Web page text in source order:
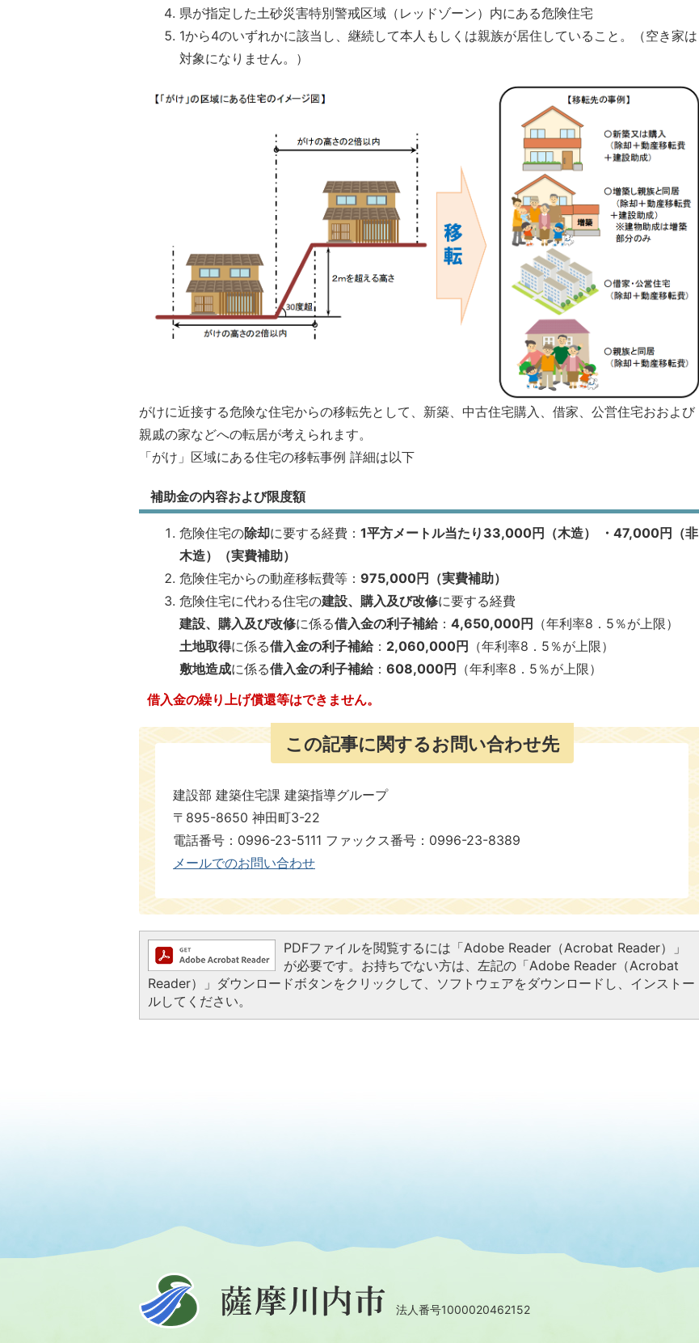
県が指定した土砂災害特別警戒区域（レッドゾーン）内にある危険住宅
1から4のいずれかに該当し、継続して本人もしくは親族が居住していること。（空き家は
対象になりません。）
がけに近接する危険な住宅からの移転先として、新築、中古住宅購入、借家、公営住宅おおよび
親戚の家などへの転居が考えられます。
「がけ」区域にある住宅の移転事例 詳細は以下
補助金の内容および限度額
危険住宅の除却に要する経費： 1平方メートル当たり33,000円（木造）
・47,000円（非
木造）（実費補助）
危険住宅からの動産移転費等： 975,000円（実費補助）
危険住宅に代わる住宅の建設、購入及び改修に要する経費
建設、購入及び改修に係る借入金の利子補給： 4,650,000円 （年利率8．5％が上限）
土地取得に係る借入金の利子補給： 2,060,000円 （年利率8．5％が上限）
敷地造成に係る借入金の利子補給： 608,000円 （年利率8．5％が上限）
借入金の繰り上げ償還等はできません。
この記事に関するお問い合わせ先
建設部 建築住宅課 建築指導グループ
〒895-8650 神田町3-22
電話番号：0996-23-5111 ファックス番号：0996-23-8389​​​​​​​
メールでのお問い合わせ
PDFファイルを閲覧するには「Adobe Reader（Acrobat Reader）」
が必要です。お持ちでない方は、左記の「Adobe Reader（Acrobat
Reader）」ダウンロードボタンをクリックして、ソフトウェアをダウンロードし、インストー
ルしてください。
薩
摩
法人番号1000020462152